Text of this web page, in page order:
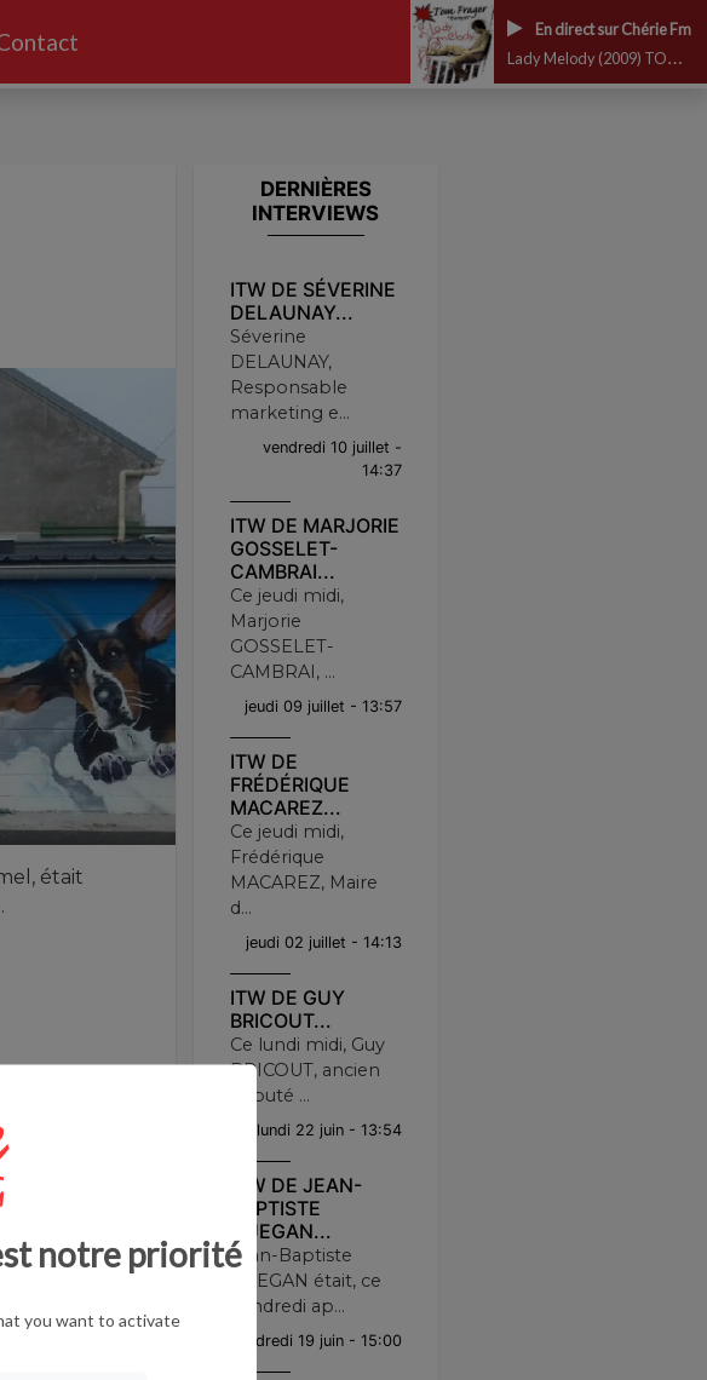
En direct sur Chérie Fm
Lady Melody (2009) TOM FRAGER
était
DERNIÈRES
INTERVIEWS
ITW DE SÉVERINE
DELAUNAY...
Séverine
DELAUNAY,
Responsable
marketing e...
vendredi 10 juillet -
14:37
ITW DE MARJORIE
GOSSELET-
CAMBRAI...
Ce jeudi midi,
Marjorie
GOSSELET-
CAMBRAI, ...
jeudi 09 juillet - 13:57
ITW DE
FRÉDÉRIQUE
MACAREZ...
Ce jeudi midi,
Frédérique
MACAREZ, Maire
d...
jeudi 02 juillet - 14:13
ITW DE GUY
BRICOUT...
Ce lundi midi, Guy
BRICOUT, ancien
député ...
lundi 22 juin - 13:54
ITW DE JEAN-
BAPTISTE
GUEGAN...
Jean-Baptiste
GUEGAN était, ce
vendredi ap...
vendredi 19 juin - 15:00
notre priorité
you want to activate